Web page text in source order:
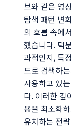
브와 같은 영
탐색 패턴 변
의 흐름 속에
했습니다. 덕
과적인지, 특
드로 검색하
사용하고 있
다. 이러한 깊
용을 최소화
유치하는 전